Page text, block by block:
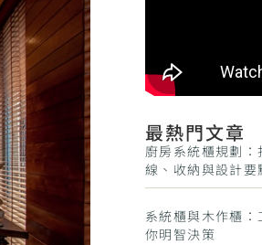
最熱門文章
廚房系統櫃規劃
線、收納與設計要
系統櫃與木作櫃
你明智決策